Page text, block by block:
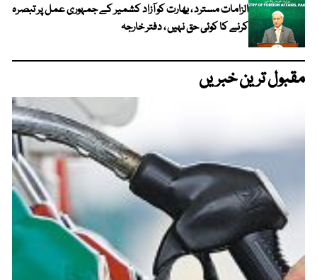
الزامات مسترد ، بھارت کو آزاد کشمیر کے جمہوری عمل پر تبصرہ
کرنے کا کوئی حق نہیں ، دفتر خارجہ
مقبول ترین خبریں